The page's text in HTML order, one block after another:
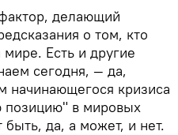
делающий
о том, кто
Есть и другие
сегодня, — да,
начинающегося кризиса
позицию" в мировых
да, а может, и нет.